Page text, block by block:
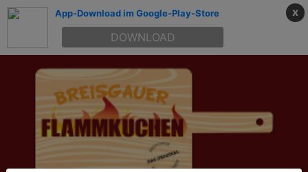
App-Download im Google-Play-Store
DOWNLOAD
x